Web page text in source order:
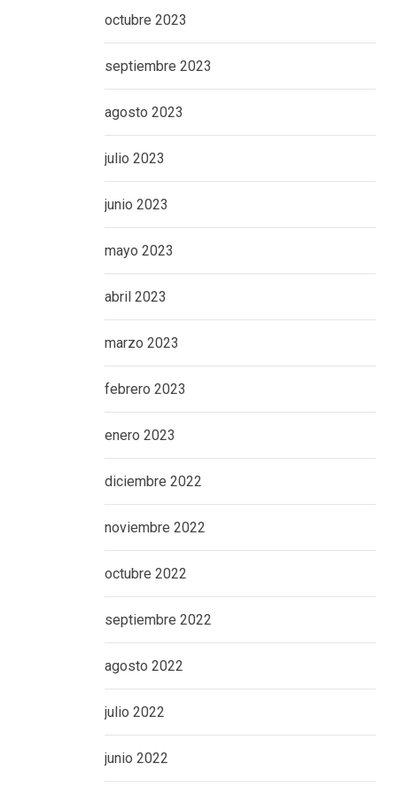
octubre 2023
septiembre 2023
agosto 2023
julio 2023
junio 2023
mayo 2023
abril 2023
marzo 2023
febrero 2023
enero 2023
diciembre 2022
noviembre 2022
octubre 2022
septiembre 2022
agosto 2022
julio 2022
junio 2022